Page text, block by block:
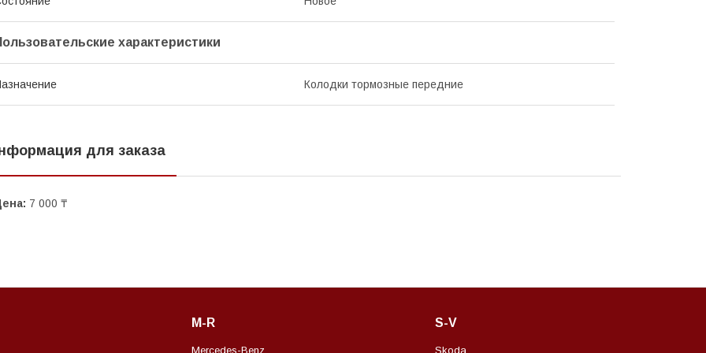
характеристики
Колодки тормозные передние
для заказа
7 000 ₸
M-R
Mercedes-Benz
S-V
Skoda